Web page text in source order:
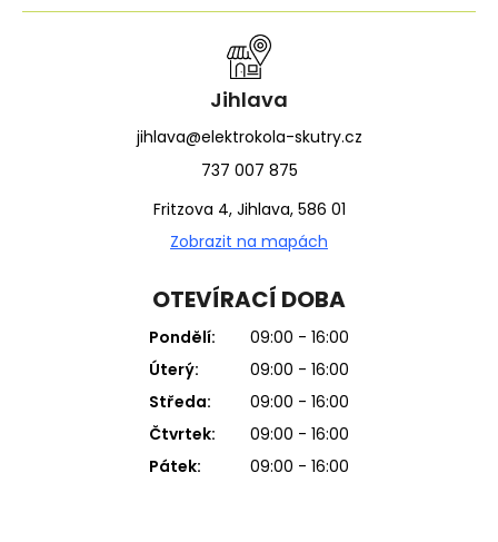
Jihlava
jihlava@elektrokola-skutry.cz
737 007 875
Fritzova 4, Jihlava, 586 01
Zobrazit na mapách
OTEVÍRACÍ DOBA
Pondělí:
09:00 - 16:00
Úterý:
09:00 - 16:00
Středa:
09:00 - 16:00
Čtvrtek:
09:00 - 16:00
Pátek:
09:00 - 16:00